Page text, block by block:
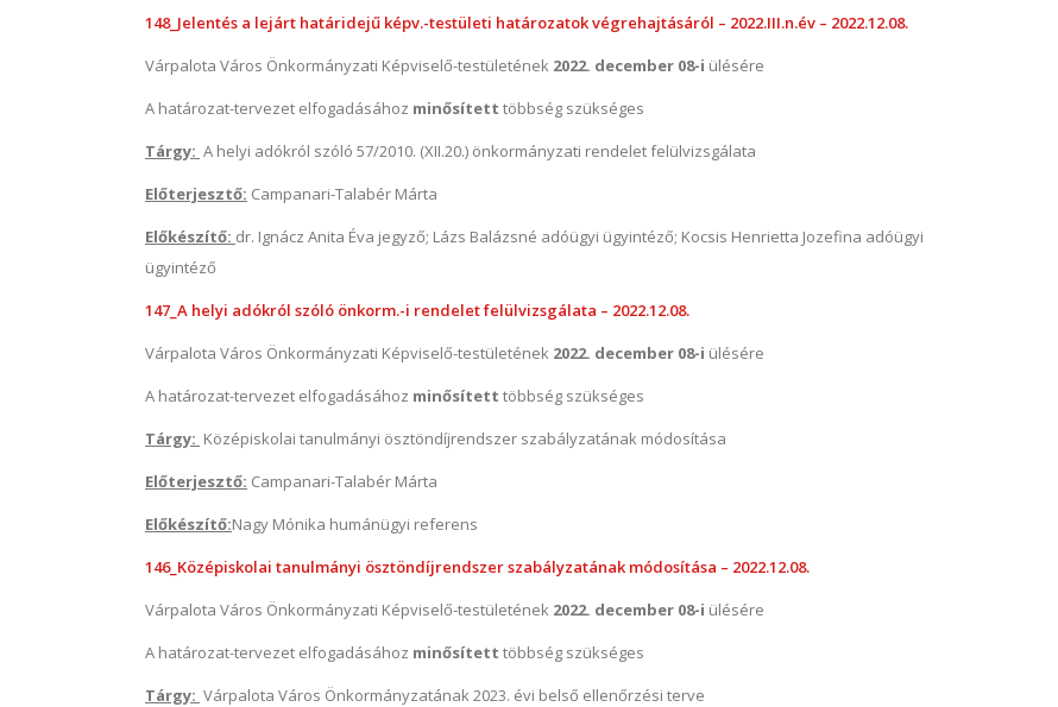
148_Jelentés a lejárt határidejű képv.-testületi határozatok végrehajtásáról – 2022.III.n.év – 2022.12.08.
Várpalota Város Önkormányzati Képviselő-testületének 2022. december 08-i ülésére
A határozat-tervezet elfogadásához minősített többség szükséges
Tárgy: A helyi adókról szóló 57/2010. (XII.20.) önkormányzati rendelet felülvizsgálata
Előterjesztő: Campanari-Talabér Márta
Előkészítő: dr. Ignácz Anita Éva jegyző; Lázs Balázsné adóügyi ügyintéző; Kocsis Henrietta Jozefina adóügyi
ügyintéző
147_A helyi adókról szóló önkorm.-i rendelet felülvizsgálata – 2022.12.08.
Várpalota Város Önkormányzati Képviselő-testületének 2022. december 08-i ülésére
A határozat-tervezet elfogadásához minősített többség szükséges
Tárgy: Középiskolai tanulmányi ösztöndíjrendszer szabályzatának módosítása
Előterjesztő: Campanari-Talabér Márta
Előkészítő:Nagy Mónika humánügyi referens
146_Középiskolai tanulmányi ösztöndíjrendszer szabályzatának módosítása – 2022.12.08.
Várpalota Város Önkormányzati Képviselő-testületének 2022. december 08-i ülésére
A határozat-tervezet elfogadásához minősített többség szükséges
Tárgy: Várpalota Város Önkormányzatának 2023. évi belső ellenőrzési terve